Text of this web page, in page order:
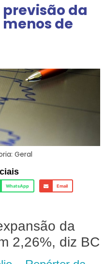
da
de
Geral
WhatsApp Email
da
2,26%, diz BC